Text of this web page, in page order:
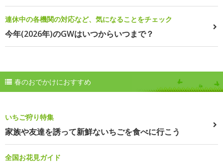
連休中の各機関の対応など、気になることをチェック
今年(2026年)のGWはいつからいつまで？
春のおでかけにおすすめ
いちご狩り特集
家族や友達を誘って新鮮ないちごを食べに行こう
全国お花見ガイド